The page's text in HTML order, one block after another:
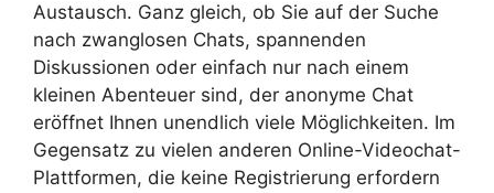
Austausch. Ganz gleich, ob Sie auf der Suche
nach zwanglosen Chats, spannenden
Diskussionen oder einfach nur nach einem
kleinen Abenteuer sind, der anonyme Chat
eröffnet Ihnen unendlich viele Möglichkeiten. Im
Gegensatz zu vielen anderen Online-Videochat-
Plattformen, die keine Registrierung erfordern